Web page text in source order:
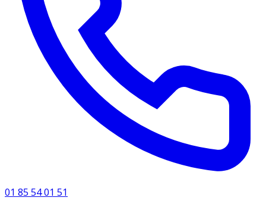
01 85 54 01 51